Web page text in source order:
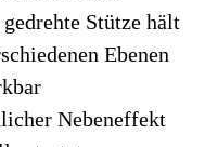
Stütze hält
Ebenen
Nebeneffekt